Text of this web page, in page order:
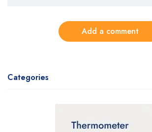
Add a comment
Categories